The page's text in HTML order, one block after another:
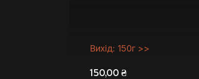
Вихід: 150г >>
150,00₴